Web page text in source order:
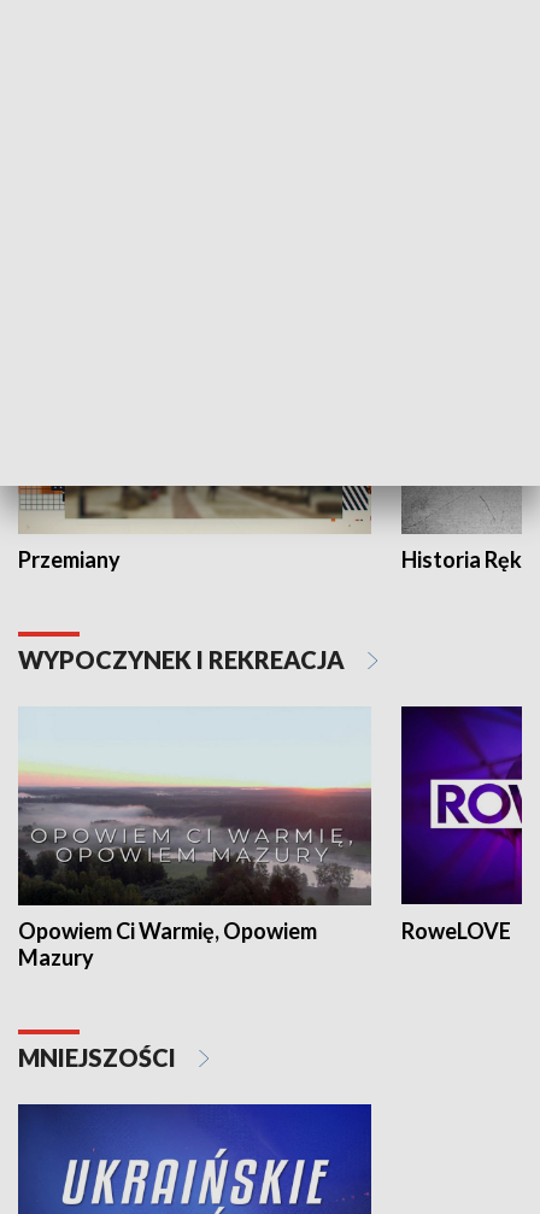
Przemiany Historia Ręką
WYPOCZYNEK I REKREACJA
Opowiem Ci Warmię, Opowiem
Mazury
RoweLOVE
MNIEJSZOŚCI